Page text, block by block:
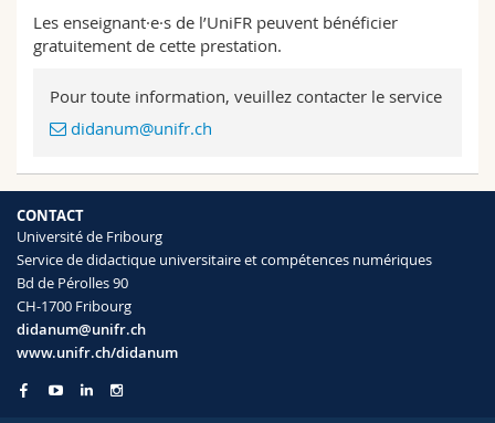
Les enseignant·e·s de l’UniFR peuvent bénéficier
gratuitement de cette prestation.
Pour toute information, veuillez contacter le service
didanum@unifr.ch
CONTACT
Université de Fribourg
Service de didactique universitaire et compétences numériques
Bd de Pérolles 90
CH-1700 Fribourg
didanum@unifr.ch
www.unifr.ch/didanum